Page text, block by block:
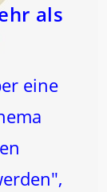
als
eine